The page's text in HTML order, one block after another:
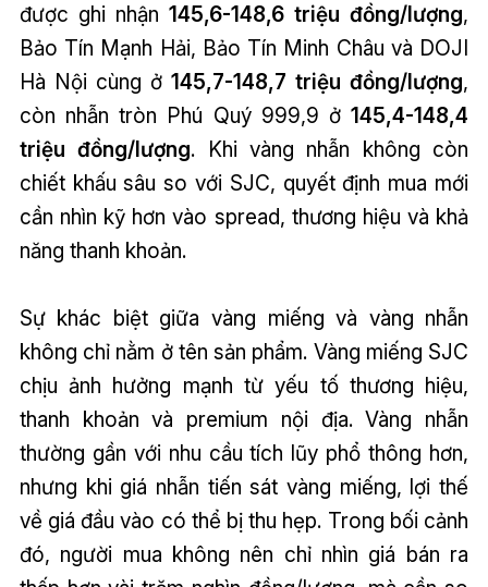
được ghi nhận 145,6-148,6 triệu đồng/lượng,
Bảo Tín Mạnh Hải, Bảo Tín Minh Châu và DOJI
Hà Nội cùng ở145,7-148,7 triệu đồng/lượng,
còn nhẫn tròn Phú Quý 999,9 ở145,4-148,4
triệu đồng/lượng. Khi vàng nhẫn không còn
chiết khấu sâu so với SJC, quyết định mua mới
cần nhìn kỹ hơn vào spread, thương hiệu và khả
năng thanh khoản.
Sự khác biệt giữa vàng miếng và vàng nhẫn
không chỉ nằm ở tên sản phẩm. Vàng miếng SJC
chịu ảnh hưởng mạnh từ yếu tố thương hiệu,
thanh khoản và premium nội địa. Vàng nhẫn
thường gần với nhu cầu tích lũy phổ thông hơn,
nhưng khi giá nhẫn tiến sát vàng miếng, lợi thế
về giá đầu vào có thể bị thu hẹp. Trong bối cảnh
đó, người mua không nên chỉ nhìn giá bán ra